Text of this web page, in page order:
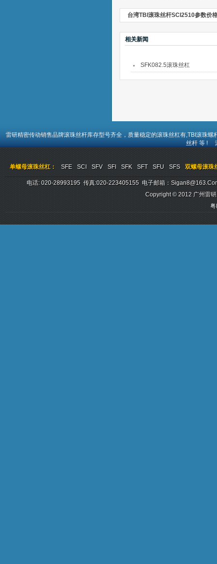
台湾TBI滚珠丝杆SCI2510参数价
相关新闻
SFK082.5滚珠丝杠
雷研精密传动销售品牌滚珠丝杆库存型号齐全，质量稳定的滚珠丝杠有,TBI 滚珠螺
丝杆 等 !
单螺母滚珠丝杠： SFE SCI SFV SFI SFK SFT SFU SFS 双螺母滚珠
电话: 020-28993195 传真:020-223405155 电子邮箱：
Copyright © 2012 广州雷